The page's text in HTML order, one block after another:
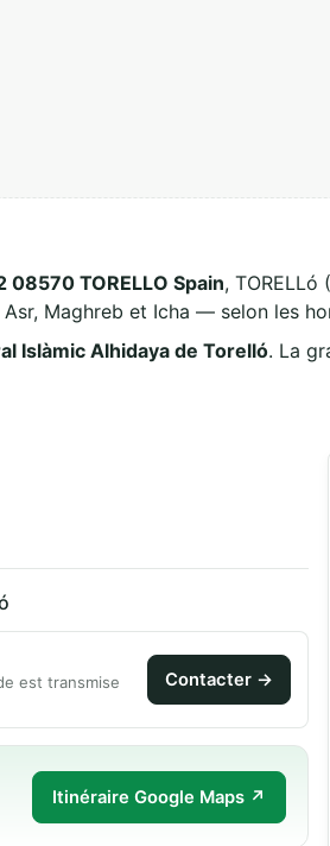
08570 TORELLO Spain,
Maghreb et Icha — selon les
Islàmic Alhidaya de Torelló. La
est transmise
Contacter →
Itinéraire Google Maps ↗